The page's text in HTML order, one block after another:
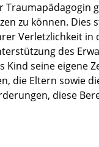
zu können.
Verletzlichkeit in
des
Kind seine eigene
die Eltern sowie
diese